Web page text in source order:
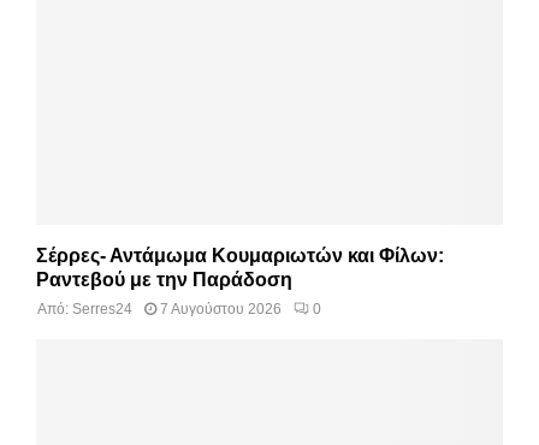
Σέρρες- Αντάμωμα Κουμαριωτών και Φίλων:
Ραντεβού με την Παράδοση
Από: Serres24 7 Αυγούστου 2026 0